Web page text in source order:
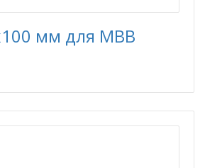
мм для MBB